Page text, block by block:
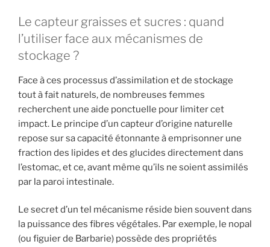
Le capteur graisses et sucres : quand
l’utiliser face aux mécanismes de
stockage ?
Face à ces processus d’assimilation et de stockage
tout à fait naturels, de nombreuses femmes
recherchent une aide ponctuelle pour limiter cet
impact. Le principe d’un capteur d’origine naturelle
repose sur sa capacité étonnante à emprisonner une
fraction des lipides et des glucides directement dans
l’estomac, et ce, avant même qu’ils ne soient assimilés
par la paroi intestinale.
Le secret d’un tel mécanisme réside bien souvent dans
la puissance des fibres végétales. Par exemple, le nopal
(ou figuier de Barbarie) possède des propriétés